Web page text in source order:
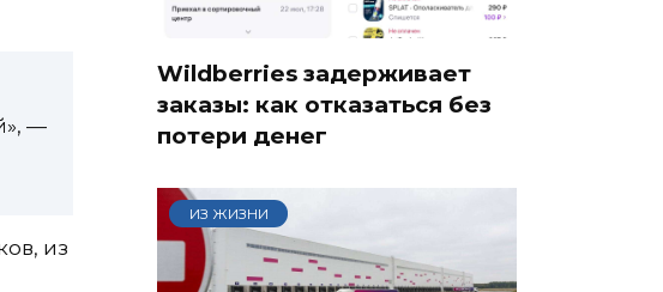
—
из
Wildberries задерживает
заказы: как отказаться без
потери денег
ИЗ ЖИЗНИ